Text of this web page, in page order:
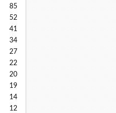
85
52
41
34
27
22
20
19
14
12